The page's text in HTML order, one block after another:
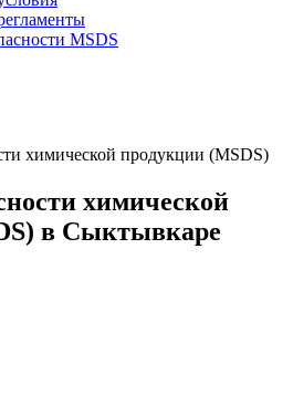
MSDS
химической продукции (MSDS)
химической
в Сыктывкаре